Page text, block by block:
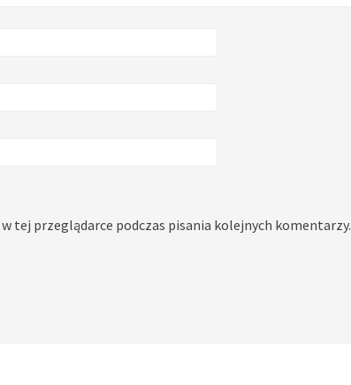
tej przeglądarce podczas pisania kolejnych komentarzy.